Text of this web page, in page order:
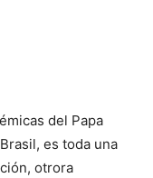
del Papa
es toda una
otrora